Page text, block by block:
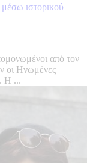
μέσω ιστορικού
από τον
οι Ηνωμένες
Η ...